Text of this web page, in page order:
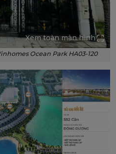
Xem toàn màn hình
Ocean Park HA03-120